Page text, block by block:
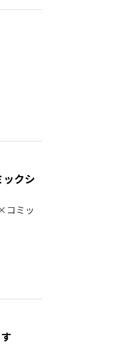
クシ
コミッ